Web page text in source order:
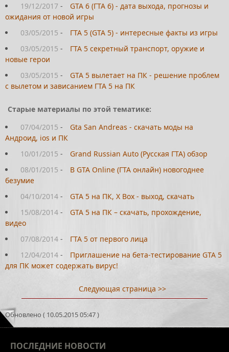
19/12/2017 -
GTA 6 (ГТА 6) - дата выхода, прогнозы и
ожидания от новой игры
03/05/2015 -
ГТА 5 (GTA 5) - интересные факты из игры
03/05/2015 -
ГТА 5 секретный транспорт, оружие и
новые герои
03/05/2015 -
GTA 5 вылетает на ПК - решение проблем
с вылетом и зависанием ГТА 5 на ПК
Старые материалы по этой тематике:
07/04/2015 -
Gta San Andreas - скачать моды на
Андроид, ios и ПК
10/01/2015 -
Grand Russian Auto (Русская ГТА) обзор
08/01/2015 -
В GTA Online (ГТА онлайн) новогоднее
безумие
04/10/2014 -
GTA 5 на ПК, Х Box - выход, скачать
15/08/2014 -
GTA 5 на ПК – скачать, прохождение,
видео
07/08/2014 -
ГТА 5 от первого лица
12/04/2014 -
Приглашение на бета-тестирование GTA 5
для ПК может содержать вирус!
Следующая страница >>
Обновлено ( 10.05.2015 05:47 )
ПОСЛЕДНИЕ НОВОСТИ